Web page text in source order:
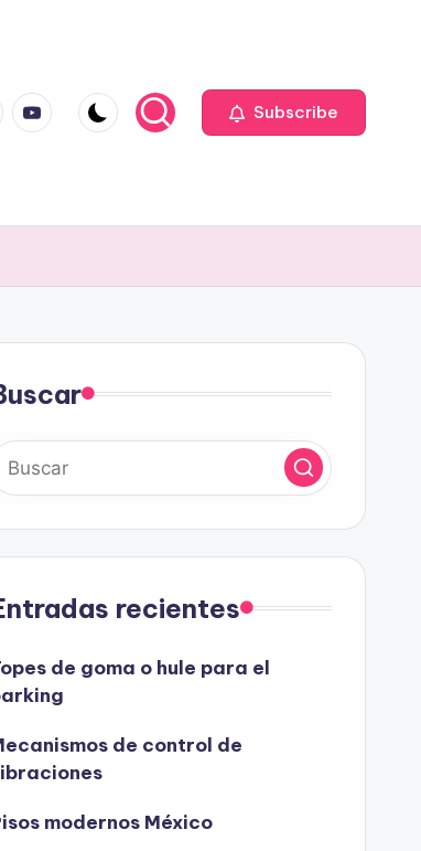
youtube.com Subscribe
recientes
de goma o hule para el
de control de
modernos México